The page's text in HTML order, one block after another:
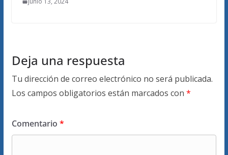
Deja una respuesta
Tu dirección de correo electrónico no será publicada.
Los campos obligatorios están marcados con *
Comentario *